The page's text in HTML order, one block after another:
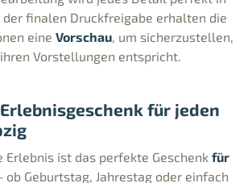
der finalen Druckfreigabe erhalten die
eine Vorschau, um sicherzustellen,
Vorstellungen entspricht.
für jeden
Erlebnis ist das perfekte Geschenk für
ob Geburtstag, Jahrestag oder einfach